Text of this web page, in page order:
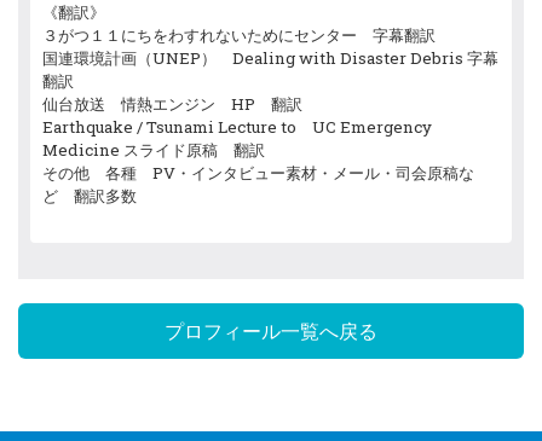
《翻訳》
３がつ１１にちをわすれないためにセンター 字幕翻訳
国連環境計画（UNEP） Dealing with Disaster Debris 字幕
翻訳
仙台放送 情熱エンジン HP 翻訳
Earthquake / Tsunami Lecture to UC Emergency
Medicine スライド原稿 翻訳
その他 各種 PV・インタビュー素材・メール・司会原稿な
ど 翻訳多数
プロフィール一覧へ戻る